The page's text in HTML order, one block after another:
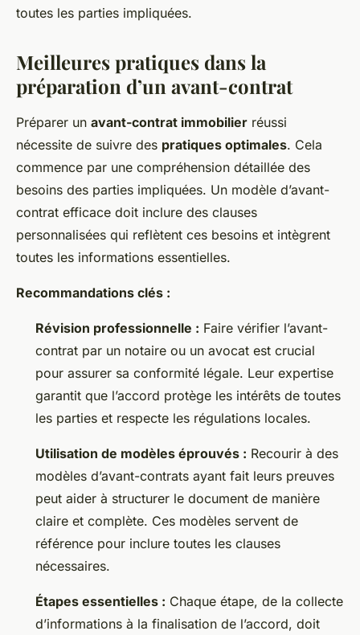
toutes les parties impliquées.
Meilleures pratiques dans la
préparation d’un avant-contrat
Préparer un avant-contrat immobilier réussi
nécessite de suivre des pratiques optimales. Cela
commence par une compréhension détaillée des
besoins des parties impliquées. Un modèle d’avant-
contrat efficace doit inclure des clauses
personnalisées qui reflètent ces besoins et intègrent
toutes les informations essentielles.
Recommandations clés :
Révision professionnelle : Faire vérifier l’avant-
contrat par un notaire ou un avocat est crucial
pour assurer sa conformité légale. Leur expertise
garantit que l’accord protège les intérêts de toutes
les parties et respecte les régulations locales.
Utilisation de modèles éprouvés : Recourir à des
modèles d’avant-contrats ayant fait leurs preuves
peut aider à structurer le document de manière
claire et complète. Ces modèles servent de
référence pour inclure toutes les clauses
nécessaires.
Étapes essentielles : Chaque étape, de la collecte
d’informations à la finalisation de l’accord, doit